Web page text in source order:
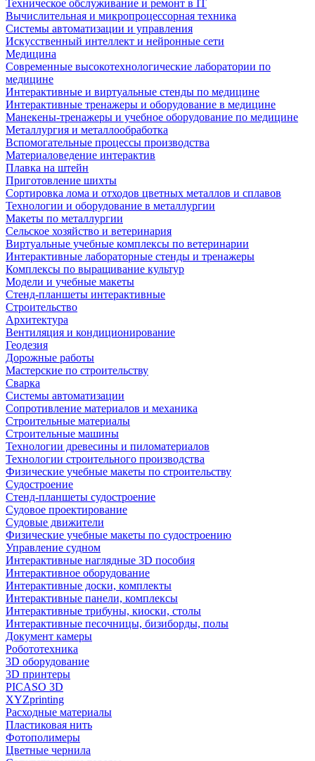
Техническое обслуживание и ремонт в IT
Вычислительная и микропроцессорная техника
Системы автоматизации и управления
Искусственный интеллект и нейронные сети
Медицина
Современные высокотехнологические лаборатории по
медицине
Интерактивные и виртуальные стенды по медицине
Интерактивные тренажеры и оборудование в медицине
Манекены-тренажеры и учебное оборудование по медицине
Металлургия и металлообработка
Вспомогательные процессы производства
Материаловедение интерактив
Плавка на штейн
Приготовление шихты
Сортировка лома и отходов цветных металлов и сплавов
Технологии и оборудование в металлургии
Макеты по металлургии
Сельское хозяйство и ветеринария
Виртуальные учебные комплексы по ветеринарии
Интерактивные лабораторные стенды и тренажеры
Комплексы по выращивание культур
Модели и учебные макеты
Стенд-планшеты интерактивные
Строительство
Архитектура
Вентиляция и кондиционирование
Геодезия
Дорожные работы
Мастерские по строительству
Сварка
Системы автоматизации
Сопротивление материалов и механика
Строительные материалы
Строительные машины
Технологии древесины и пиломатериалов
Технологии строительного производства
Физические учебные макеты по строительству
Судостроение
Стенд-планшеты судостроение
Судовое проектирование
Судовые движители
Физические учебные макеты по судостроению
Управление судном
Интерактивные наглядные 3D пособия
Интерактивное оборудование
Интерактивные доски, комплекты
Интерактивные панели, комплексы
Интерактивные трибуны, киоски, столы
Интерактивные песочницы, бизиборды, полы
Документ камеры
Робототехника
3D оборудование
3D принтеры
PICASO 3D
XYZprinting
Расходные материалы
Пластиковая нить
Фотополимеры
Цветные чернила